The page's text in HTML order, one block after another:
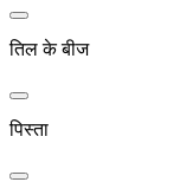
तिल के बीज
पिस्ता